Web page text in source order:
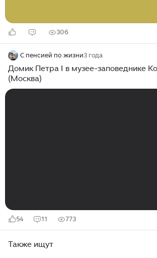
306
С пенсией по жизни3 года
Домик Петра I в музее-заповеднике
(Москва)
54 11 773
Также ищут